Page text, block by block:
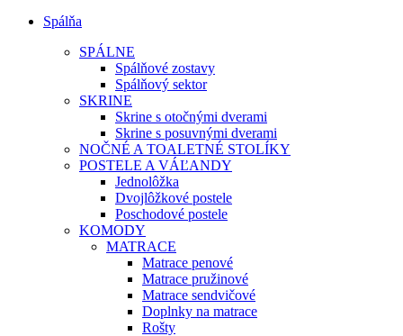
Spálňa
SPÁLNE
Spálňové zostavy
Spálňový sektor
SKRINE
Skrine s otočnými dverami
Skrine s posuvnými dverami
NOČNÉ A TOALETNÉ STOLÍKY
POSTELE A VÁĽANDY
Jednolôžka
Dvojlôžkové postele
Poschodové postele
KOMODY
MATRACE
Matrace penové
Matrace pružinové
Matrace sendvičové
Doplnky na matrace
Rošty